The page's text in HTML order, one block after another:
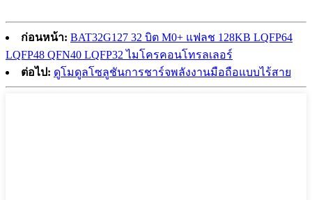
ก่อนหน้า: BAT32G127 32 บิต M0+ แฟลช 128KB LQFP64
LQFP48 QFN40 LQFP32 ไมโครคอนโทรลเลอร์
ต่อไป: ดูโมดูลโซลูชันการชาร์จพลังงานมือถือแบบไร้สาย